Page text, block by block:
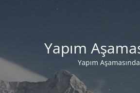
Yapım
Yapım Aşamasında